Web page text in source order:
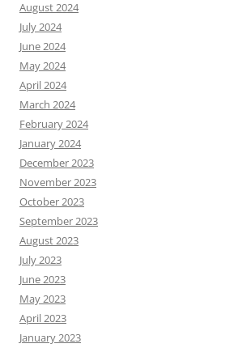
August 2024
July 2024
June 2024
May 2024
April 2024
March 2024
February 2024
January 2024
December 2023
November 2023
October 2023
September 2023
August 2023
July 2023
June 2023
May 2023
April 2023
January 2023